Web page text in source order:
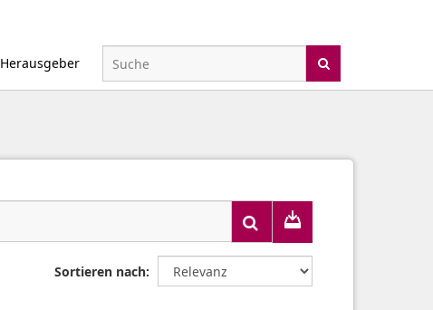
Herausgeber
Sortieren nach